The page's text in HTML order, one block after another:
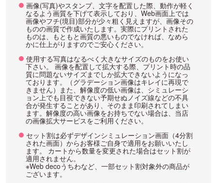
画像(写真)やスタンプ、文字を配置した際、動作が軽く
なるよう画質を下げて表示しており、Web画面上では
画像やフチ(境目)部分が少々粗く見えますが、画像その
ものの画質で作成いたします。実際にプリントされた
ものは、もともと画質の悪いものでなければ、なめら
かに仕上がりますのでご安心ください。
使用する写真はなるべく大きなサイズのものをお使い
下さい。 画像を配置して拡大する際、プリント時の品
質に問題ないサイズまでしか拡大できないようになっ
ております。（グラデーション画像はキレイに再現で
きません）また、解像度の低い画像は、シミュレーシ
ョン上でも目視できない予期せぬノイズ線などの不具
合が発生することがあり、そのまま印刷されてしまい
ます。解像度の高い画像をお持ちでない場合は、当店
の画像拡大サービスをご利用ください。
セット割は必ずデザインシミュレーション画面（4分割
された画面）からお客様ご自身で適用をお願いいたし
ます。 カートから数量を変更された場合はセット割が
適用されません。
※Web decoうちわなど、一部セット割対象外の商品が
ございます。